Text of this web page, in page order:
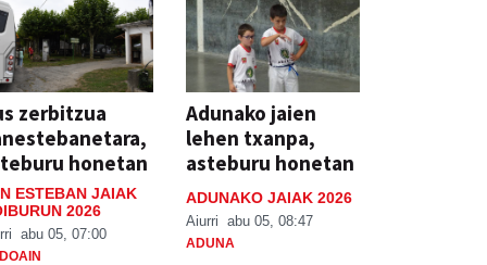
zerbitzua
honetan
ESTEBAN JAIAK
2026
abu 05, 07:00
Adunako jaien
lehen txanpa,
asteburu honetan
ADUNAKO JAIAK 2026
Aiurri abu 05, 08:47
ADUNA